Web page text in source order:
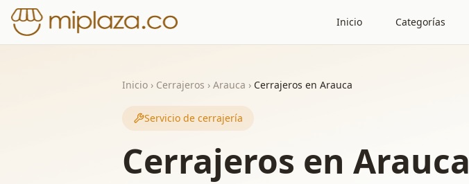
Inicio Categorías
Inicio › Cerrajeros › Arauca › Cerrajeros en Arauca
Servicio de cerrajería
Cerrajeros en Arauca